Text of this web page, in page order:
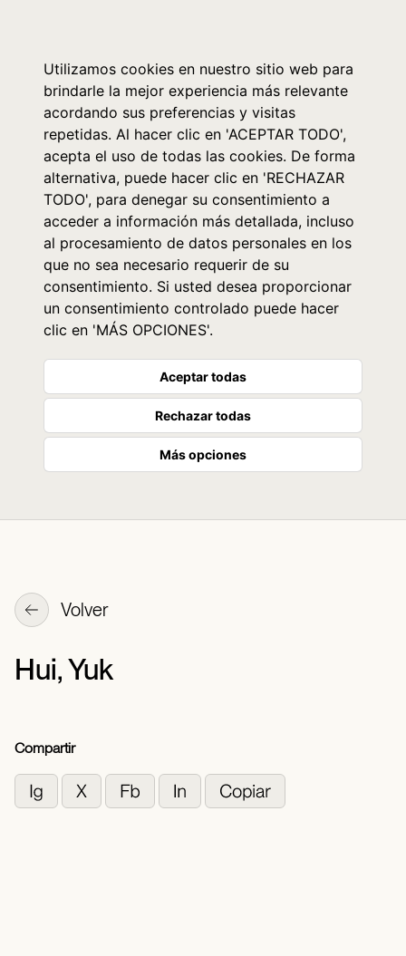
Utilizamos cookies en nuestro sitio web para
brindarle la mejor experiencia más relevante
acordando sus preferencias y visitas
repetidas. Al hacer clic en 'ACEPTAR TODO',
acepta el uso de todas las cookies. De forma
alternativa, puede hacer clic en 'RECHAZAR
TODO', para denegar su consentimiento a
acceder a información más detallada, incluso
al procesamiento de datos personales en los
que no sea necesario requerir de su
consentimiento. Si usted desea proporcionar
un consentimiento controlado puede hacer
clic en 'MÁS OPCIONES'.
Aceptar todas
Rechazar todas
Más opciones
Volver
Hui, Yuk
Compartir